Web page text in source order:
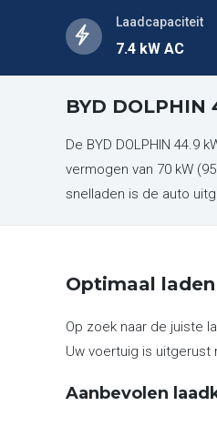
Laadcapaciteit
7.4 kW AC
BYD
De BYD DOLPHIN 44.9
vermogen van 70 kW
snelladen is de auto
Optimaal
Op zoek naar de juiste
Uw voertuig is uitgerust
Aanbevolen